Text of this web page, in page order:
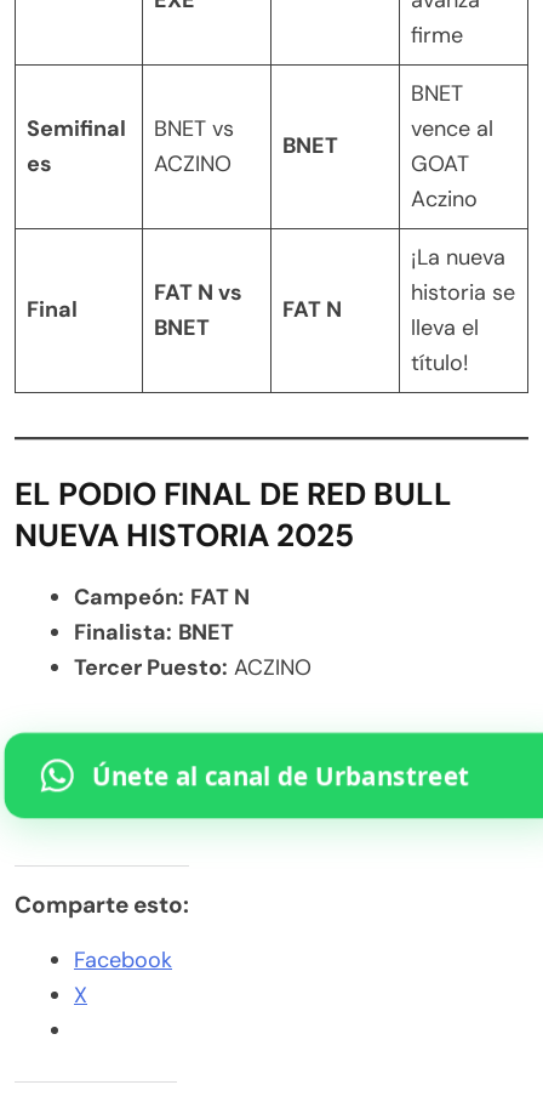
firme
Semifinal
es
BNET vs
ACZINO
BNET
BNET
vence al
GOAT
Aczino
Final
FAT N vs
BNET
FAT N
¡La nueva
historia se
lleva el
título!
EL PODIO FINAL DE RED BULL
NUEVA HISTORIA 2025
Campeón: FAT N
Finalista: BNET
Tercer Puesto: ACZINO
Únete al canal de Urbanstreet
Comparte esto:
Facebook
X